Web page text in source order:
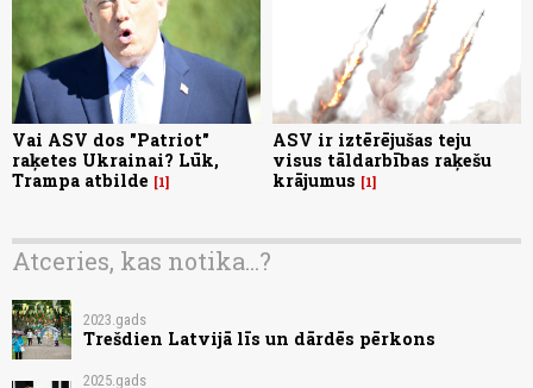
Vai ASV dos "Patriot"
raķetes Ukrainai? Lūk,
Trampa atbilde
1
ASV ir iztērējušas teju
visus tāldarbības raķešu
krājumus
1
Atceries, kas notika...?
2023.gads
Trešdien Latvijā līs un dārdēs pērkons
2025.gads